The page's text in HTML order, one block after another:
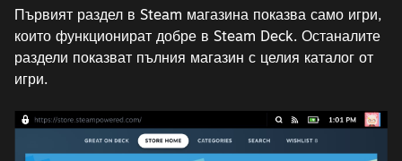
Първият раздел в Steam магазина показва само игри,
които функционират добре в Steam Deck. Останалите
раздели показват пълния магазин с целия каталог от
игри.